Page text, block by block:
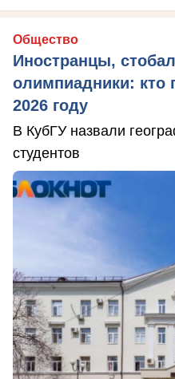
Общество
Иностранцы,
олимпиадники: кто
2026 году
В КубГУ назвали
студентов